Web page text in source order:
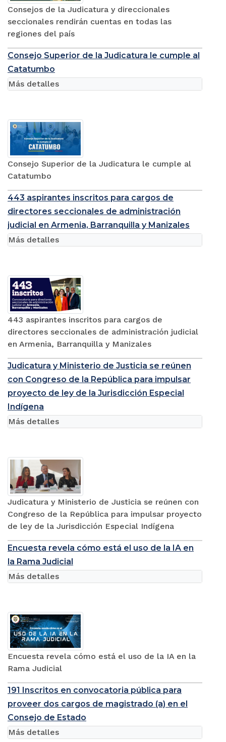
Consejos de la Judicatura y direccionales
seccionales rendirán cuentas en todas las
regiones del país
Consejo Superior de la Judicatura le cumple al
Catatumbo
Consejo Superior de la Judicatura le cumple al
Catatumbo
Más detalles
443 aspirantes inscritos para cargos de
directores seccionales de administración
judicial en Armenia, Barranquilla y Manizales
443 aspirantes inscritos para cargos de
directores seccionales de administración judicial
en Armenia, Barranquilla y Manizales
Más detalles
Judicatura y Ministerio de Justicia se reúnen
con Congreso de la República para impulsar
proyecto de ley de la Jurisdicción Especial
Indígena
Judicatura y Ministerio de Justicia se reúnen con
Congreso de la República para impulsar proyecto
de ley de la Jurisdicción Especial Indígena
Más detalles
Encuesta revela cómo está el uso de la IA en
la Rama Judicial
Encuesta revela cómo está el uso de la IA en la
Rama Judicial
Más detalles
191 Inscritos en convocatoria pública para
proveer dos cargos de magistrado (a) en el
Consejo de Estado
Más detalles